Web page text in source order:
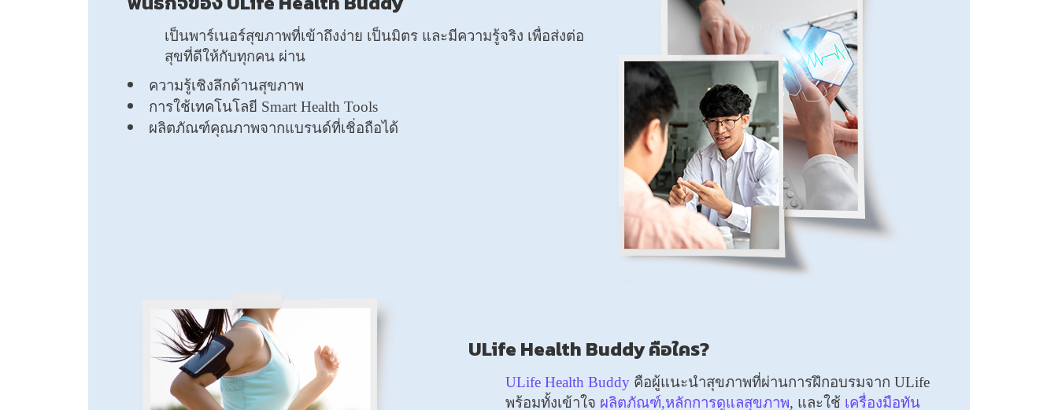
เป็นพาร์เนอร์สุขภาพที่เข้าถึงง่าย เป็นมิตร และมีความรู้จริง เพื่อส่งต่อ
สุขที่ดีให้กับทุกคน ผ่าน
ความรู้เชิงลึกด้านสุขภาพ
การใช้เทคโนโลยี Smart Health Tools
ผลิตภัณฑ์คุณภาพจากแบรนด์ที่เชิ่อถือได้
ULife Health Buddy คือใคร?
ULife Health Buddy คือผู้แนะนำสุขภาพที่ผ่านการฝึกอบรมจาก ULife
พร้อมทั้งเข้าใจ ผลิตภัณฑ์,หลักการดูแลสุขภาพ, และใช้ เครื่องมือทัน